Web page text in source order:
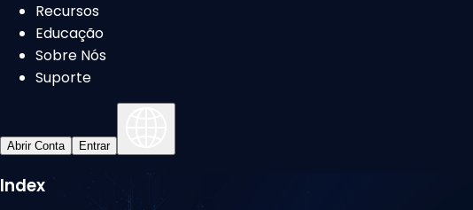
Recursos
Educação
Sobre Nós
Suporte
Abrir Conta Entrar
Index